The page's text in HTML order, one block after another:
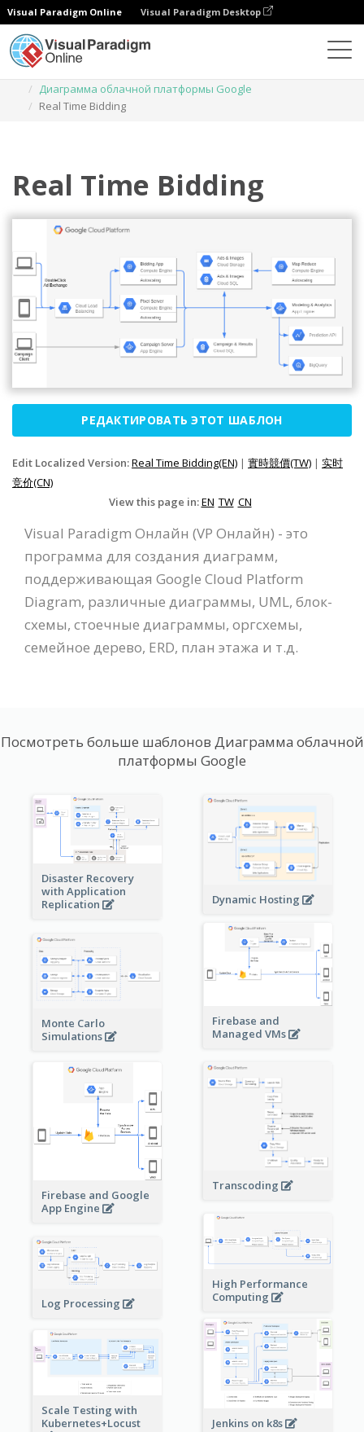
Visual Paradigm Online Visual Paradigm Desktop
Диаграмма облачной платформы Google
Real Time Bidding
Real Time Bidding
РЕДАКТИРОВАТЬ ЭТОТ ШАБЛОН
Edit Localized Version:Real Time Bidding(EN) | 實時競價(TW) | 实时
竞价(CN)
View this page in:EN TW CN
Visual Paradigm Онлайн (VP Онлайн) - это
программа для создания диаграмм,
поддерживающая Google Cloud Platform
Diagram, различные диаграммы, UML, блок-
схемы, стоечные диаграммы, оргсхемы,
семейное дерево, ERD, план этажа и т.д.
Посмотреть больше шаблонов Диаграмма облачной
платформы Google
Disaster Recovery
with Application
Replication
Dynamic Hosting
Firebase and
Managed VMs
Monte Carlo
Simulations
Firebase and Google
App Engine
Transcoding
High Performance
Computing
Log Processing
Jenkins on k8s
Scale Testing with
Kubernetes+Locust